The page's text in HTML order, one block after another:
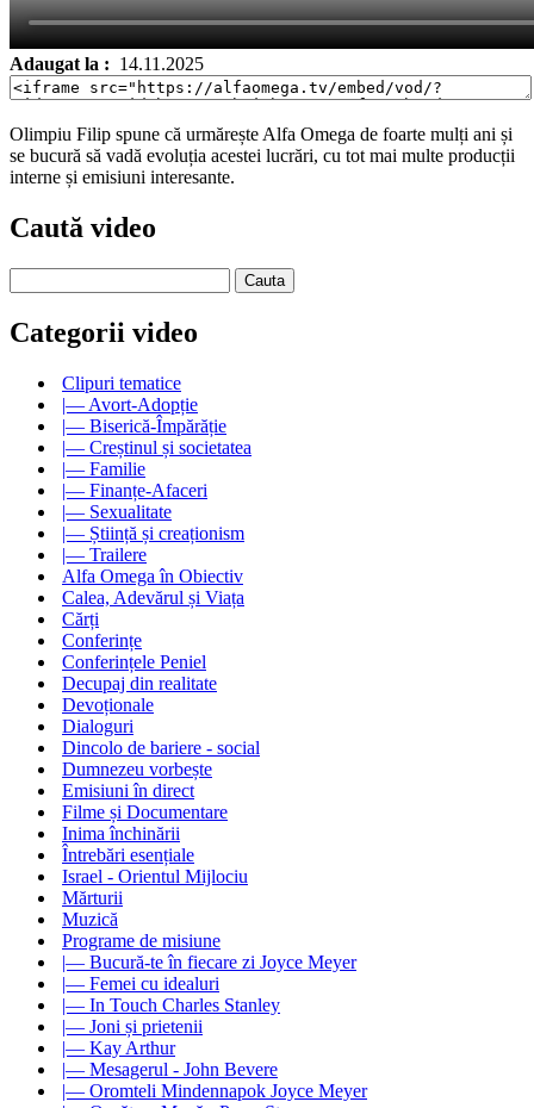
Adaugat la : 14.11.2025
Olimpiu Filip spune că urmărește Alfa Omega de foarte mulți ani și
se bucură să vadă evoluția acestei lucrări, cu tot mai multe producții
interne și emisiuni interesante.
Caută video
Categorii video
Clipuri tematice
|— Avort-Adopție
|— Biserică-Împărăție
|— Creștinul și societatea
|— Familie
|— Finanțe-Afaceri
|— Sexualitate
|— Știință și creaționism
|— Trailere
Alfa Omega în Obiectiv
Calea, Adevărul și Viața
Cărți
Conferințe
Conferințele Peniel
Decupaj din realitate
Devoționale
Dialoguri
Dincolo de bariere - social
Dumnezeu vorbește
Emisiuni în direct
Filme și Documentare
Inima închinării
Întrebări esențiale
Israel - Orientul Mijlociu
Mărturii
Muzică
Programe de misiune
|— Bucură-te în fiecare zi Joyce Meyer
|— Femei cu idealuri
|— In Touch Charles Stanley
|— Joni și prietenii
|— Kay Arthur
|— Mesagerul - John Bevere
|— Oromteli Mindennapok Joyce Meyer